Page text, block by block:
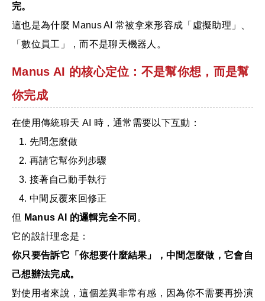
完。
這也是為什麼 Manus AI 常被拿來形容成「虛擬助理」、
「數位員工」，而不是聊天機器人。
Manus AI 的核心定位：不是幫你想，而是幫
你完成
在使用傳統聊天 AI 時，通常需要以下互動：
先問怎麼做
再請它幫你列步驟
接著自己動手執行
中間反覆來回修正
但 Manus AI 的邏輯完全不同 。
它的設計理念是：
你只要告訴它「你想要什麼結果」，中間怎麼做，它會自
己想辦法完成。
對使用者來說，這個差異非常有感，因為你不需要再扮演